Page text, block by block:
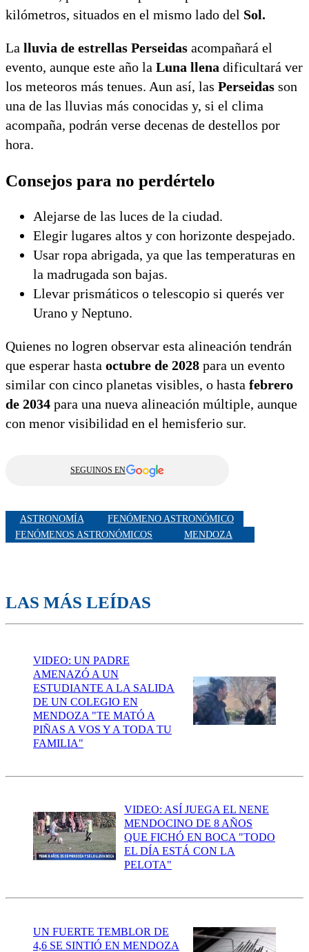
kilómetros, situados en el mismo lado del Sol.
La lluvia de estrellas Perseidas acompañará el
evento, aunque este año la Luna llena dificultará ver
los meteoros más tenues. Aun así, las Perseidas son
una de las lluvias más conocidas y, si el clima
acompaña, podrán verse decenas de destellos por
hora.
Consejos para no perdértelo
Alejarse de las luces de la ciudad.
Elegir lugares altos y con horizonte despejado.
Usar ropa abrigada, ya que las temperaturas en
la madrugada son bajas.
Llevar prismáticos o telescopio si querés ver
Urano y Neptuno.
Quienes no logren observar esta alineación tendrán
que esperar hasta octubre de 2028 para un evento
similar con cinco planetas visibles, o hasta febrero
de 2034 para una nueva alineación múltiple, aunque
con menor visibilidad en el hemisferio sur.
SEGUINOS EN
ASTRONOMÍA
FENÓMENO ASTRONÓMICO
FENÓMENOS ASTRONÓMICOS
MENDOZA
LAS MÁS LEÍDAS
VIDEO: UN PADRE
AMENAZÓ A UN
ESTUDIANTE A LA SALIDA
DE UN COLEGIO EN
MENDOZA "TE MATÓ A
PIÑAS A VOS Y A TODA TU
FAMILIA"
VIDEO: ASÍ JUEGA EL NENE
MENDOCINO DE 8 AÑOS
QUE FICHÓ EN BOCA "TODO
EL DÍA ESTÁ CON LA
PELOTA"
UN FUERTE TEMBLOR DE
4,6 SE SINTIÓ EN MENDOZA